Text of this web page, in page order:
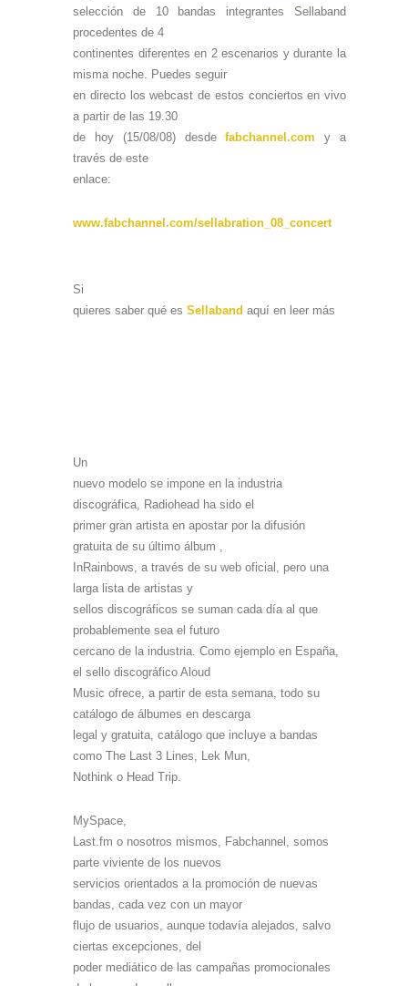
selección de 10 bandas integrantes Sellaband
procedentes de 4
continentes diferentes en 2 escenarios y durante la
misma noche. Puedes seguir
en directo los webcast de estos conciertos en vivo
a partir de las 19.30
de hoy (15/08/08) desdefabchannel.com y a
través de este
enlace:
www.fabchannel.com/sellabration_08_concert
Si
quieres saber qué es Sellaband aquí en leer más
Un
nuevo modelo se impone en la industria
discográfica, Radiohead ha sido el
primer gran artista en apostar por la difusión
gratuita de su último álbum ,
InRainbows, a través de su web oficial, pero una
larga lista de artistas y
sellos discográficos se suman cada día al que
probablemente sea el futuro
cercano de la industria. Como ejemplo en España,
el sello discográfico Aloud
Music ofrece, a partir de esta semana, todo su
catálogo de álbumes en descarga
legal y gratuita, catálogo que incluye a bandas
como The Last 3 Lines, Lek Mun,
Nothink o Head Trip.
MySpace,
Last.fm o nosotros mismos, Fabchannel, somos
parte viviente de los nuevos
servicios orientados a la promoción de nuevas
bandas, cada vez con un mayor
flujo de usuarios, aunque todavía alejados, salvo
ciertas excepciones, del
poder mediático de las campañas promocionales